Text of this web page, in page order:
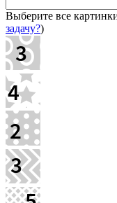
Выберите все
задачу?)